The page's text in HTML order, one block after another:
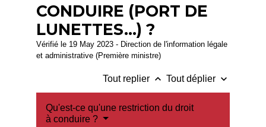
CONDUIRE (PORT DE
LUNETTES...) ?
Vérifié le 19 May 2023 - Direction de l'information légale
et administrative (Première ministre)
Tout replier keyboard_arrow_up Tout déplier keyboard_arrow_down
Qu'est-ce qu'une restriction du droit
à conduire ?